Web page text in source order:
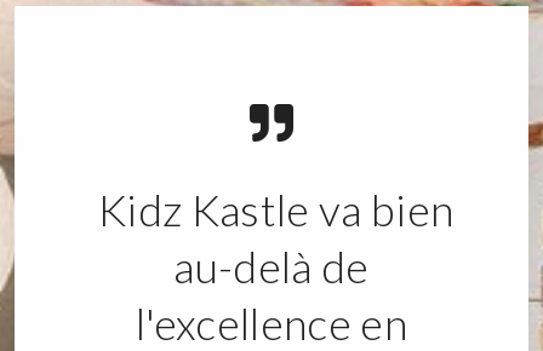
Kidz Kastle va bien
au-delà de
l'excellence en